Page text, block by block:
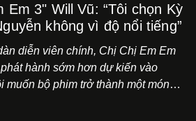
Em 3" Will Vũ: “Tôi chọn Kỳ
không vì độ nổi tiếng”
diễn viên chính, Chị Chị Em Em
hành sớm hơn dự kiến vào
muốn bộ phim trở thành một món
cho biết.